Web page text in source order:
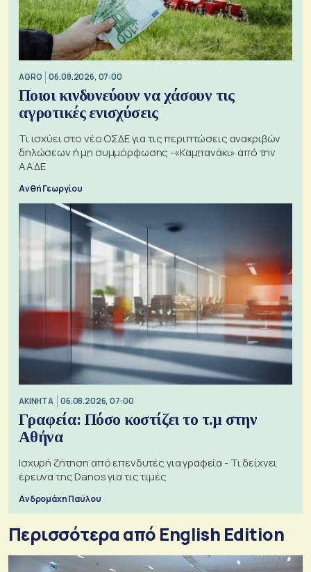
AGRO 06.08.2026, 07:00
Ποιοι κινδυνεύουν να χάσουν τις
αγροτικές ενισχύσεις
Τι ισχύει στο νέο ΟΣΔΕ για τις περιπτώσεις ανακριβών
δηλώσεων ή μη συμμόρφωσης -«Καμπανάκι» από την
ΑΑΔΕ
Ανθή Γεωργίου
ΑΚΙΝΗΤΑ 06.08.2026, 07:00
Γραφεία: Πόσο κοστίζει το τ.μ στην
Αθήνα
Ισχυρή ζήτηση από επενδυτές για γραφεία - Τι δείχνει
έρευνα της Danos για τις τιμές
Ανδρομάχη Παύλου
Περισσότερα από English Edition